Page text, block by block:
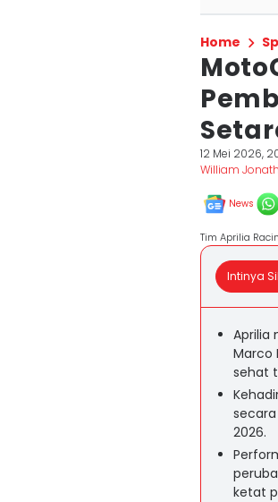
Home
12 Mei 2026,
William
News
Tim Aprilia
Intinya
Aprilia
Marco
sehat
2026.
ketat